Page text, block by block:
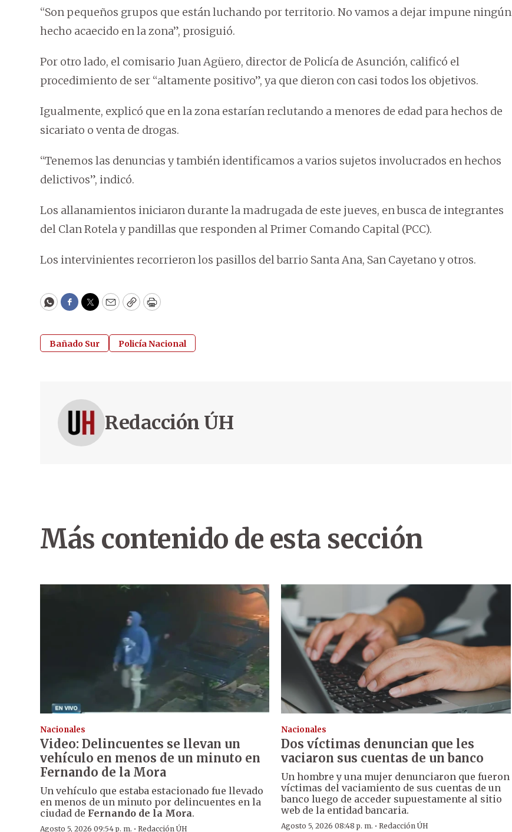
“Son pequeños grupos que están luchando por territorio. No vamos a dejar impune ningún
hecho acaecido en la zona”, prosiguió.
Por otro lado, el comisario Juan Agüero, director de Policía de Asunción, calificó el
procedimiento de ser “altamente positivo”, ya que dieron con casi todos los objetivos.
Igualmente, explicó que en la zona estarían reclutando a menores de edad para hechos de
sicariato o venta de drogas.
“Tenemos las denuncias y también identificamos a varios sujetos involucrados en hechos
delictivos”, indicó.
Los allanamientos iniciaron durante la madrugada de este jueves, en busca de integrantes
del Clan Rotela y pandillas que responden al Primer Comando Capital (PCC).
Los intervinientes recorrieron los pasillos del barrio Santa Ana, San Cayetano y otros.
WhatsApp
Facebook
Twitter
EmailCopyPrint
Bañado Sur Policía Nacional
Redacción ÚH
Más contenido de esta sección
Nacionales
Video: Delincuentes se llevan un
vehículo en menos de un minuto en
Fernando de la Mora
Un vehículo que estaba estacionado fue llevado
en menos de un minuto por delincuentes en la
ciudad de Fernando de la Mora.
Agosto 5, 2026 09:54 p. m. Redacción ÚH
Nacionales
Dos víctimas denuncian que les
vaciaron sus cuentas de un banco
Un hombre y una mujer denunciaron que fueron
víctimas del vaciamiento de sus cuentas de un
banco luego de acceder supuestamente al sitio
web de la entidad bancaria.
Agosto 5, 2026 08:48 p. m. ·Redacción ÚH